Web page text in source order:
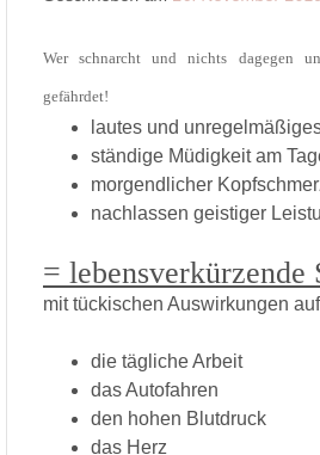
Wer schnarcht und nichts dagegen
gefährdet!
lautes und
ständige Müdigkeit am
morgendlicher
nachlassen geistiger
= lebensverkürzende
mit tückischen Auswirkungen auf
die tägliche Arbeit
das Autofahren
den hohen Blutdruck
das Herz